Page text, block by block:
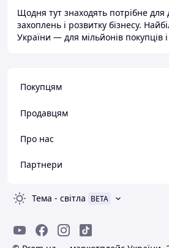
Щодня тут знаходять потрібне для
захоплень і розвитку бізнесу.
України — для мільйонів покупців
Покупцям
Продавцям
Про нас
Партнери
Тема - світла BETA